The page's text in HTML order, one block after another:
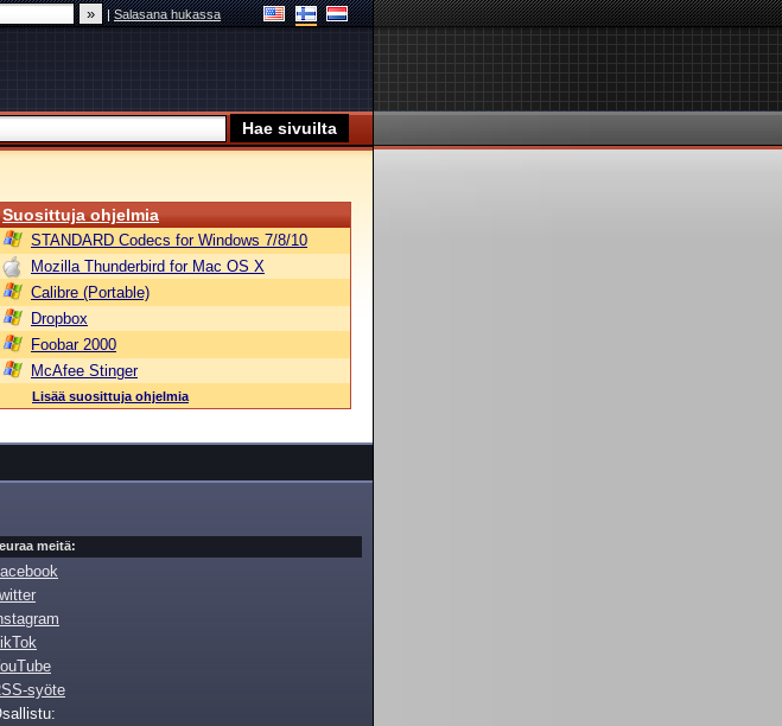
|Salasana hukassa
Suosittuja ohjelmia
STANDARD Codecs for Windows 7/8/10
Mozilla Thunderbird for Mac OS X
Calibre (Portable)
Dropbox
Foobar 2000
McAfee Stinger
Lisää suosittuja ohjelmia
meitä:
syöte